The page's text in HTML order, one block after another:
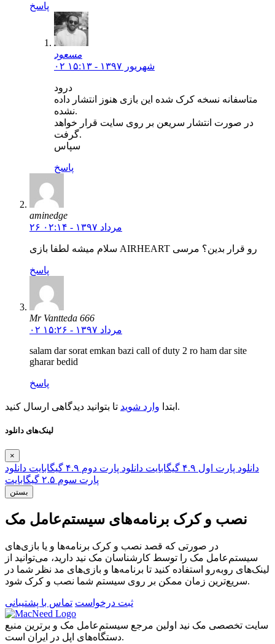
پاسخ
مسعود
۰۲ شهریور ۱۳۹۷ - ۱۵:۱۳
درود
متاسفانه نسخه کرک شده این بازی هنوز انتشار داده
نشده.
در صورت انتشار سریعن بر روی سایت قرار خواهد
گرفت.
سپاس
پاسخ
aminedge
۲۶ مرداد ۱۳۹۷ - ۰۲:۱۴
سلام میشه لطفا بازی AIRHEART رو قرار بدین؟ مرسی
پاسخ
Mr Vantteda 666
۰۲ مرداد ۱۳۹۷ - ۱۵:۲۶
salam dar sorat emkan bazi call of duty 2 ro ham dar site
gharar bedid
پاسخ
ابتدا وارد شوید تا بتوانید دیدگاهی ارسال کنید.
لینک‌های دانلود
×
دانلود پارت اول ۴.۹ گیگابایت دانلود پارت دوم ۴.۹ گیگابایت
دانلود
پارت سوم ۲.۵ گیگابایت
بستن
نصب و کرک برنامه‌های سیستم‌عامل مک
در صورتی که قصد نصب و کرک برنامه‌ها و یا بازی‌های
سیستم‌عامل مک را توسط کارشناسان مک نید دارید، می‌توانید از
لینک‌های رو‌به‌رو استفاده کنید تا برنامه‌ها و بازی‌های مد نظر شما در
سریع‌ترین زمان ممکن بر روی سیستم شما نصب و کرک شود.
ثبت درخواست تماس با پشتیبانی
سایت تخصصی مک نید اولین مرجع سیستم‌عامل مک و برترین منبع
دستگاه‌های اپل در ایران است.